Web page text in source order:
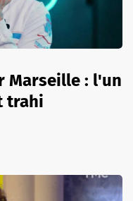
Marseille : l'un
trahi